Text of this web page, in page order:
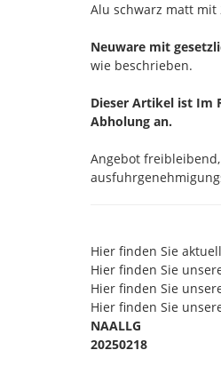
Alu schwarz matt mit
Neuware mit
wie beschrieben.
Dieser Artikel ist Im
Abholung an.
Angebot
Hier finden Sie
Hier finden Sie
Hier finden Sie
Hier finden Sie
NAALLG
20250218